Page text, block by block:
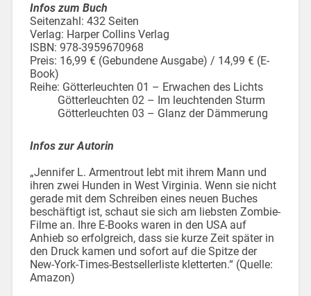
Infos zum Buch
Seitenzahl: 432 Seiten
Verlag: Harper Collins Verlag
ISBN: 978-3959670968
Preis: 16,99 € (Gebundene Ausgabe) / 14,99 € (E-
Book)
Reihe: Götterleuchten 01 – Erwachen des Lichts
Götterleuchten 02 – Im leuchtenden Sturm
Götterleuchten 03 – Glanz der Dämmerung
Infos zur Autorin
„Jennifer L. Armentrout lebt mit ihrem Mann und
ihren zwei Hunden in West Virginia. Wenn sie nicht
gerade mit dem Schreiben eines neuen Buches
beschäftigt ist, schaut sie sich am liebsten Zombie-
Filme an. Ihre E-Books waren in den USA auf
Anhieb so erfolgreich, dass sie kurze Zeit später in
den Druck kamen und sofort auf die Spitze der
New-York-Times-Bestsellerliste kletterten.“ (Quelle:
Amazon)